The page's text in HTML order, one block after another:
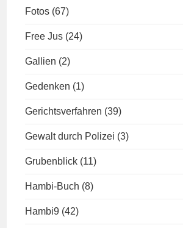
Fotos (67)
Free Jus (24)
Gallien (2)
Gedenken (1)
Gerichtsverfahren (39)
Gewalt durch Polizei (3)
Grubenblick (11)
Hambi-Buch (8)
Hambi9 (42)